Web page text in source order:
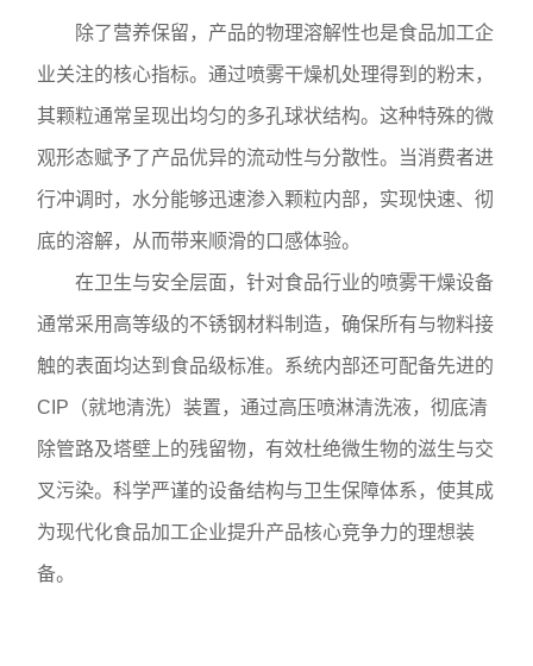
除了营养保留，产品的物理溶解性也是食品加工企
业关注的核心指标。通过喷雾干燥机处理得到的粉末，
其颗粒通常呈现出均匀的多孔球状结构。这种特殊的微
观形态赋予了产品优异的流动性与分散性。当消费者进
行冲调时，水分能够迅速渗入颗粒内部，实现快速、彻
底的溶解，从而带来顺滑的口感体验。
在卫生与安全层面，针对食品行业的喷雾干燥设备
通常采用高等级的不锈钢材料制造，确保所有与物料接
触的表面均达到食品级标准。系统内部还可配备先进的
CIP（就地清洗）装置，通过高压喷淋清洗液，彻底清
除管路及塔壁上的残留物，有效杜绝微生物的滋生与交
叉污染。科学严谨的设备结构与卫生保障体系，使其成
为现代化食品加工企业提升产品核心竞争力的理想装
备。